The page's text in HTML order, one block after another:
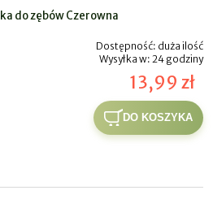
do zębów Czerowna
Dostępność: duża ilość
Wysyłka w: 24 godziny
13,99 zł
DO KOSZYKA